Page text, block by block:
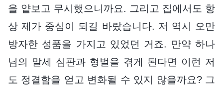
을 얕보고 무시했으니까요. 그리고 집에서도 항
상 제가 중심이 되길 바랐습니다. 저 역시 오만
방자한 성품을 가지고 있었던 거죠. 만약 하나
님의 말세 심판과 형벌을 겪게 된다면 이런 저
도 정결함을 얻고 변화될 수 있지 않을까요? 그